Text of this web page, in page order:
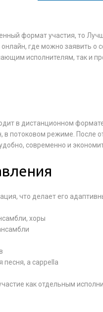
формат участия, то
где можно заявить о
исполнителям, так и
в дистанционном
в потоковом режиме. После
современно и
что делает его
хоры
песня, a cappella
как отдельным